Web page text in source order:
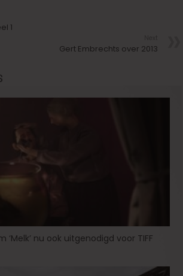
1
Gert Embrechts over 2013
nu ook uitgenodigd voor TIFF